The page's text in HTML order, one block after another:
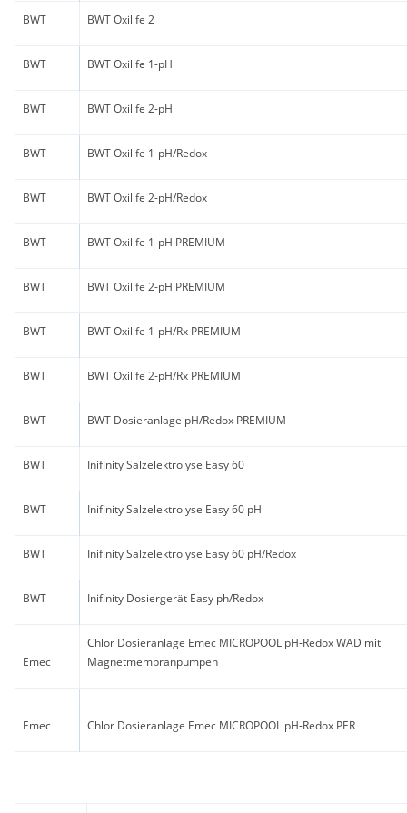
BWT BWT Oxilife 2
BWT BWT Oxilife 1-pH
BWT BWT Oxilife 2-pH
BWT BWT Oxilife 1-pH/Redox
BWT BWT Oxilife 2-pH/Redox
BWT BWT Oxilife 1-pH PREMIUM
BWT BWT Oxilife 2-pH PREMIUM
BWT BWT Oxilife 1-pH/Rx PREMIUM
BWT BWT Oxilife 2-pH/Rx PREMIUM
BWT BWT Dosieranlage pH/Redox PREMIUM
BWT Inifinity Salzelektrolyse Easy 60
BWT Inifinity Salzelektrolyse Easy 60 pH
BWT Inifinity Salzelektrolyse Easy 60 pH/Redox
BWT Inifinity Dosiergerät Easy ph/Redox
Emec
Chlor Dosieranlage Emec MICROPOOL pH-Redox WAD mit
Magnetmembranpumpen
Emec Chlor Dosieranlage Emec MICROPOOL pH-Redox PER